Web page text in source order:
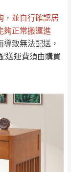
，並自行確認居
夠正常搬運進
導致無法配送，
送運費須由購買
眉鄉、五峰鄉、
山、北埔鄉、尖
石鄉、寶山鄉山
、新埔山區、芎
無
雙溪、貢寮、烏
、平溪、九份、
石門、林口 下福
客服會與您
）
問下單後無
您聯絡
章)。
，如因特殊
梯太小、無